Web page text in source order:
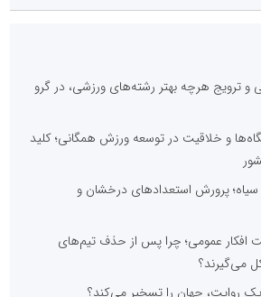
داخلی رسانه ها
خبری
جستجو
اصناف و اتحادیه‌های پویا، اقتصاد